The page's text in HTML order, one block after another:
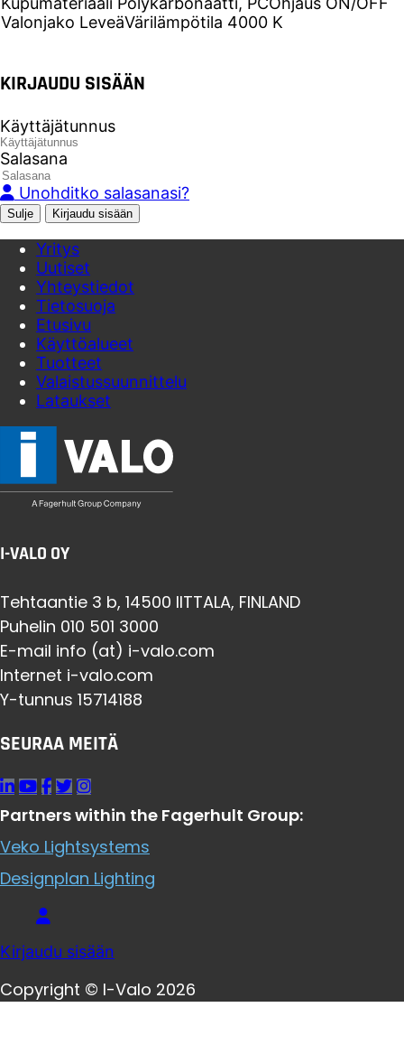
Valonjako LeveäVärilämpötila 4000 K
KIRJAUDU SISÄÄN
Käyttäjätunnus
Salasana
Unohditko salasanasi?
Sulje
Yritys
Uutiset
Yhteystiedot
Tietosuoja
Etusivu
Käyttöalueet
Tuotteet
Valaistussuunnittelu
Lataukset
I-VALO OY
Tehtaantie 3 b, 14500 IITTALA, FINLAND
Puhelin 010 501 3000
E-mail info (at) i-valo.com
Internet i-valo.com
Y-tunnus 15714188
SEURAA MEITÄ
Partners within the Fagerhult Group:
Veko Lightsystems
Designplan Lighting
Kirjaudu sisään
Copyright © I-Valo 2026